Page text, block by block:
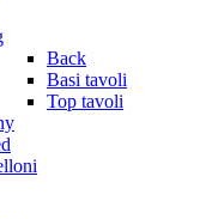
Back
Basi tavoli
Top tavoli